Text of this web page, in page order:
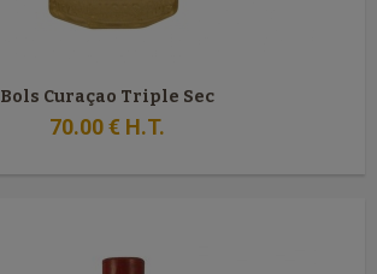
Bols Curaçao Triple Sec
70.00€ H.T.